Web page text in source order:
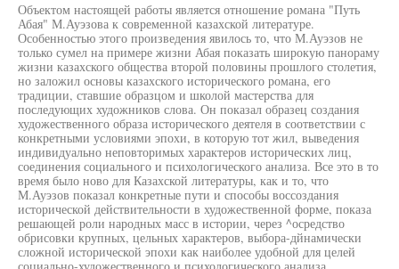
Объектом настоящей работы является отношение романа "Путь
Абая" М.Ауэзова к современной казахской литературе.
Особенностью этого произведения явилось то, что М.Ауэзов не
только сумел на примере жизни Абая показать широкую панораму
жизни казахского общества второй половины прошлого столетия,
но заложил основы казахского исторического романа, его
традиции, ставшие образцом и школой мастерства для
последующих художников слова. Он показал образец создания
художественного образа исторического деятеля в соответствии с
конкретными условиями эпохи, в которую тот жил, выведения
индивидуально неповторимых характеров исторических лиц,
соединения социального и психологического анализа. Все это в то
время было ново для Казахской литературы, как и то, что
М.Ауэзов показал конкретные пути и способы воссоздания
исторической действительности в художественной форме, показа
решающей роли народных масс в истории, через ^осредство
обрисовки крупных, цельных характеров, выбора-дйнамически
сложной исторической эпохи как наиболее удобной для целей